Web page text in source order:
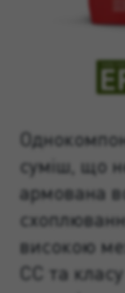
суміш, що
армована
високою
CC та